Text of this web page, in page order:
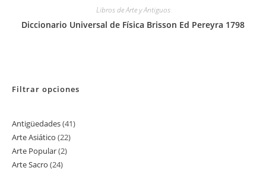
Libros de Arte y Antiguos
Diccionario Universal de Física Brisson Ed Pereyra 1798
Filtrar opciones
Antigüedades 4141
Arte Asiático 2222
Arte Popular 22
Arte Sacro 2424